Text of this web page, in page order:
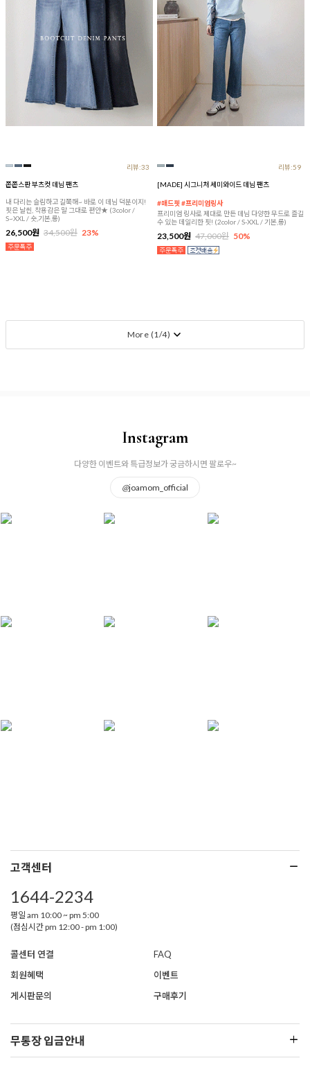
리뷰:33
쫀쫀스판 부츠컷 데님 팬츠
내 다리는 슬림하고 길쭉해~ 바로 이 데님 덕분이지!
핏은 날씬, 착용감은 말 그대로 편안★ (3color /
S~XXL / 숏,기본,롱)
26,500원 34,500원 23%
리뷰:59
[MADE] 시그니처 세미와이드 데님 팬츠
#매드핏 #프리미엄링사
프리미엄 링사로 제대로 만든 데님 다양한 무드로 즐길
수 있는 데일리한 핏! (2color / S-XXL / 기본,롱)
23,500원 47,000원 50%
More (1/4)
Instagram
다양한 이벤트와 특급정보가 궁금하시면 팔로우~
@joamom_official
고객센터
1644-2234
평일 am 10:00 ~ pm 5:00
(점심시간 pm 12:00 - pm 1:00)
콜센터 연결
FAQ
회원혜택
이벤트
게시판문의
구매후기
무통장 입금안내